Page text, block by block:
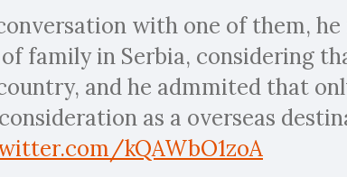
with one of them, he
family in Serbia, considering
and he admmited that
as a overseas
kQAWbO1zoA